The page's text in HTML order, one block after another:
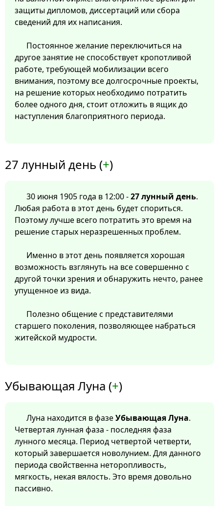
защиты дипломов, диссертаций или сбора
сведений для их написания.
Постоянное желание переключиться на
другое занятие не способствует кропотливой
работе, требующей мобилизации всего
внимания, поэтому все долгосрочные проекты,
на решение которых необходимо потратить
более одного дня, стоит отложить в ящик до
наступления благоприятного периода.
27 лунный день (+)
30 июня 1905 года в 12:00 -27 лунный день.
Любая работа в этот день будет спориться.
Поэтому лучше всего потратить это время на
решение старых неразрешенных проблем.
Именно в этот день появляется хорошая
возможность взглянуть на все совершенно с
другой точки зрения и обнаружить нечто, ранее
упущенное из вида.
Полезно общение с представителями
старшего поколения, позволяющее набраться
житейской мудрости.
Убывающая Луна (+)
Луна находится в фазеУбывающая Луна.
Четвертая лунная фаза - последняя фаза
лунного месяца. Период четвертой четверти,
который завершается новолунием. Для данного
периода свойственна неторопливость,
мягкость, некая вялость. Это время довольно
пассивно.